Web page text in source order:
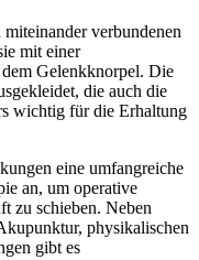
verbundenen
mit einer
Gelenkknorpel. Die
die auch die
wichtig für die Erhaltung
eine umfangreiche
an, um operative
zu schieben. Neben
physikalischen
gibt es